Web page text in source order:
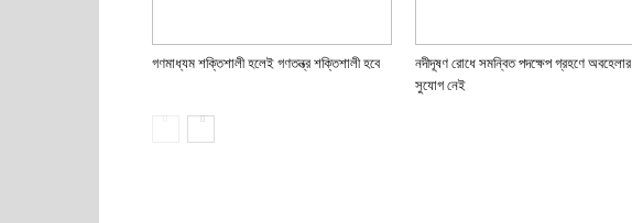
গণমাধ্যম শক্তিশালী হলেই গণতন্ত্র শক্তিশালী হবে
নদীদূষণ রোধে সমন্বিত পদক্ষেপ গ্রহণে অবহেলার
সুযোগ নেই